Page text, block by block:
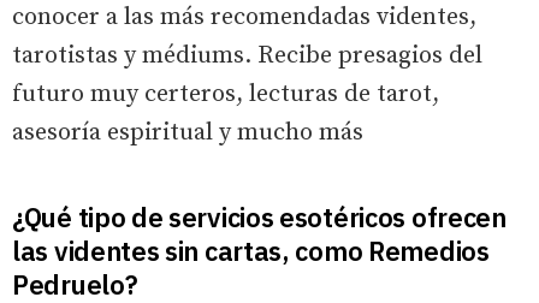
conocer a las más recomendadas videntes,
tarotistas y médiums. Recibe presagios del
futuro muy certeros, lecturas de tarot,
asesoría espiritual y mucho más
¿Qué tipo de servicios esotéricos ofrecen
las videntes sin cartas, como Remedios
Pedruelo?